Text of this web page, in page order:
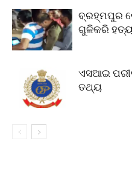
ବ୍ରହ୍ମପୁର
ଗୁଳିକରି
ଏସଆଇ
ତଥ୍ୟ